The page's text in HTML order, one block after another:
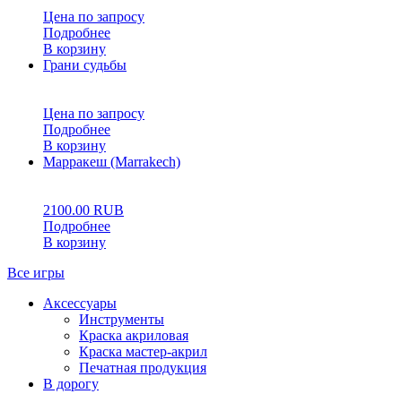
Цена по запросу
Подробнее
В корзину
Грани судьбы
Цена по запросу
Подробнее
В корзину
Марракеш (Marrakech)
2100.00 RUB
Подробнее
В корзину
Все игры
Аксессуары
Инструменты
Краска акриловая
Краска мастер-акрил
Печатная продукция
В дорогу